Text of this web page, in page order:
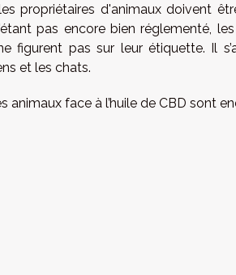
propriétaires d'animaux doivent
pas encore bien réglementé,
figurent pas sur leur étiquette. Il
et les chats.
face à l’huile de CBD sont